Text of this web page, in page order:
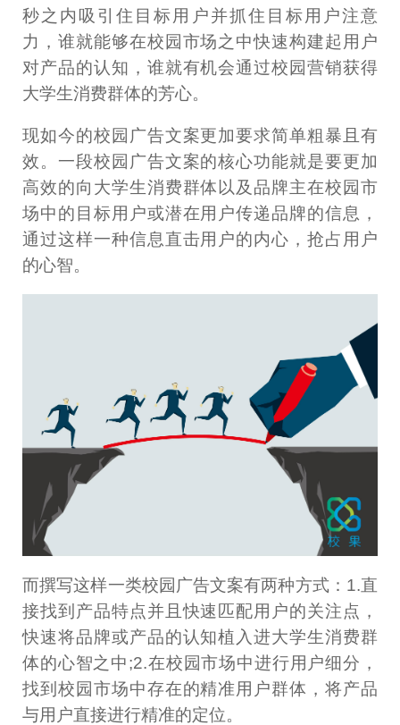
秒之内吸引住目标用户并抓住目标用户注意
力，谁就能够在校园市场之中快速构建起用户
对产品的认知，谁就有机会通过校园营销获得
大学生消费群体的芳心。
现如今的校园广告文案更加要求简单粗暴且有
效。一段校园广告文案的核心功能就是要更加
高效的向大学生消费群体以及品牌主在校园市
场中的目标用户或潜在用户传递品牌的信息，
通过这样一种信息直击用户的内心，抢占用户
的心智。
而撰写这样一类校园广告文案有两种方式：1.直
接找到产品特点并且快速匹配用户的关注点，
快速将品牌或产品的认知植入进大学生消费群
体的心智之中;2.在校园市场中进行用户细分，
找到校园市场中存在的精准用户群体，将产品
与用户直接进行精准的定位。